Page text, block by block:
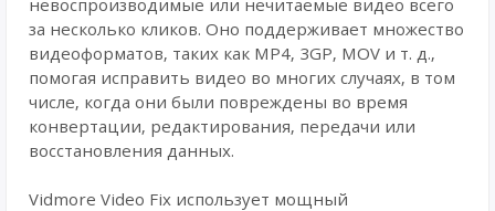
невоспроизводимые или нечитаемые видео всего
за несколько кликов. Оно поддерживает множество
видеоформатов, таких как MP4, 3GP, MOV и т. д.,
помогая исправить видео во многих случаях, в том
числе, когда они были повреждены во время
конвертации, редактирования, передачи или
восстановления данных.
Vidmore Video Fix использует мощный